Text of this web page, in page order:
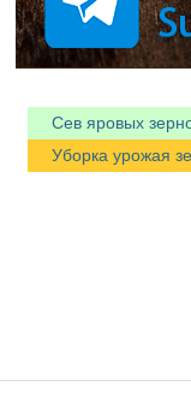
Сев яровых
Уборка урожая